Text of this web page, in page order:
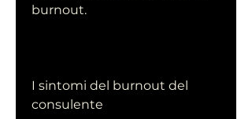
burnout.
I sintomi del burnout del
consulente